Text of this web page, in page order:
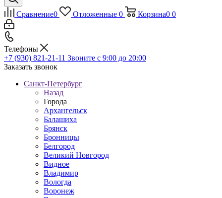
Сравнение0 Отложенные 0 Корзина0 0
Телефоны
+7 (930) 821-21-11 Звоните с 9:00 до 20:00
Заказать звонок
Санкт-Петербург
Назад
Города
Архангельск
Балашиха
Брянск
Бронницы
Белгород
Великий Новгород
Видное
Владимир
Вологда
Воронеж